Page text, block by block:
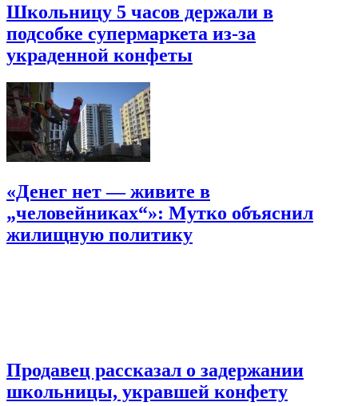
Школьницу 5 часов держали в
подсобке супермаркета из-за
украденной конфеты
«Денег нет — живите в
„человейниках“»: Мутко объяснил
жилищную политику
Продавец рассказал о задержании
школьницы, укравшей конфету